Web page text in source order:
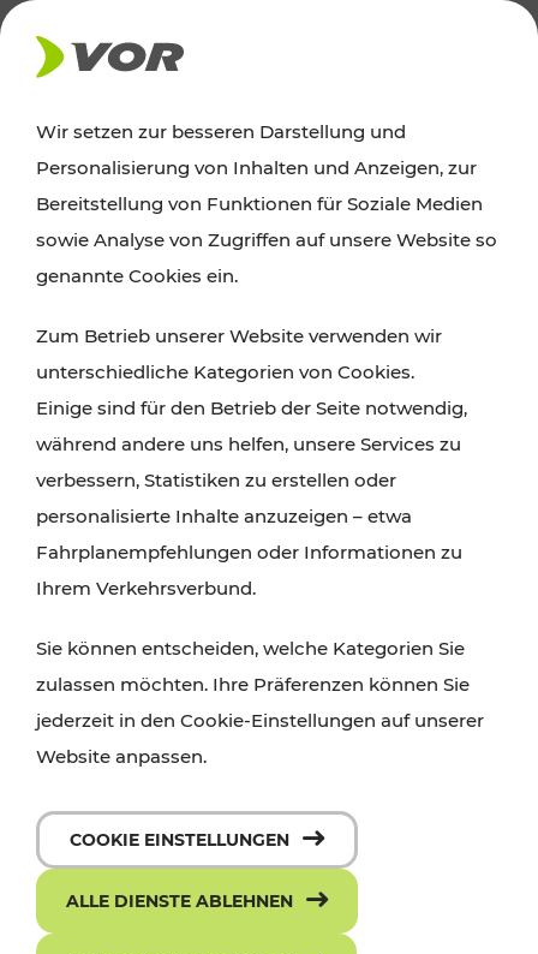
AKTUELLES
Ausflugstipps
Wien, Niederösterreich und das Burgenland
Wanderungen, Kultur und Gastronomie,
Radtouren oder purer Naturgenuss – viele
Attraktionen sind mit den Ticket- und Fahrplan-
Angeboten des VOR gut und schnell erreichbar.
Wir setzen zur besseren Darstellung und
Personalisierung von Inhalten und Anzeigen, zur
Bereitstellung von Funktionen für Soziale Medien
sowie Analyse von Zugriffen auf unsere Website so
genannte Cookies ein.
Zum Betrieb unserer Website verwenden wir
unterschiedliche Kategorien von Cookies.
Einige sind für den Betrieb der Seite notwendig,
während andere uns helfen, unsere Services zu
verbessern, Statistiken zu erstellen oder
personalisierte Inhalte anzuzeigen – etwa
Fahrplanempfehlungen oder Informationen zu
Ihrem Verkehrsverbund.
Sie können entscheiden, welche Kategorien Sie
zulassen möchten. Ihre Präferenzen können Sie
jederzeit in den Cookie-Einstellungen auf unserer
Website anpassen.
COOKIE EINSTELLUNGEN
ALLE DIENSTE ABLEHNEN